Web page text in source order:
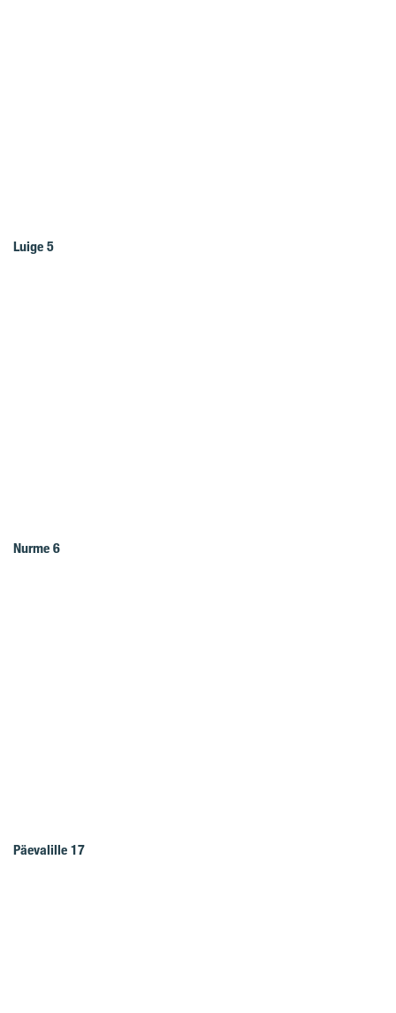
Luige 5
Nurme 6
Päevalille 17